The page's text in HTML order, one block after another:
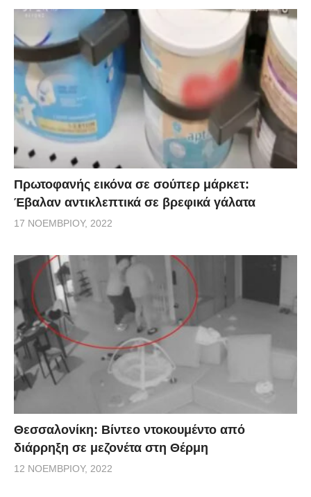
Πρωτοφανής εικόνα σε σούπερ μάρκετ:
Έβαλαν αντικλεπτικά σε βρεφικά γάλατα
17 ΝΟΕΜΒΡΊΟΥ, 2022
Θεσσαλονίκη: Βίντεο ντοκουμέντο από
διάρρηξη σε μεζονέτα στη Θέρμη
12 ΝΟΕΜΒΡΊΟΥ, 2022